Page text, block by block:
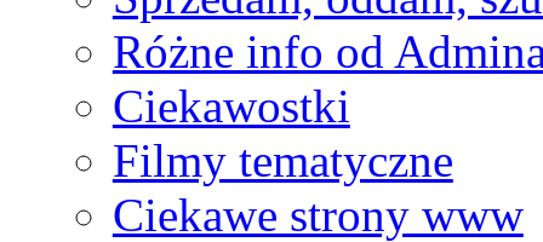
Różne info od
Ciekawostki
Filmy tematyczne
Ciekawe strony www